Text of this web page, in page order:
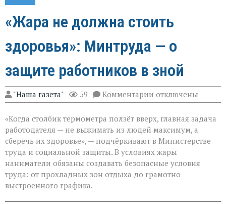
«Жара не должна стоить
здоровья»: Минтруда — о
защите работников в зной
"Наша газета" 59 Комментарии к
записи
не
должна
стоить
здоровья»:
Минтруда — о
защите
работников
в
отключены
«Когда столбик термометра ползёт вверх, главная задача
работодателя — не выжимать из людей максимум, а
сберечь их здоровье», — подчёркивают в Министерстве
труда и социальной защиты. В условиях жары
наниматели обязаны создавать безопасные условия
труда: от прохладных зон отдыха до грамотно
выстроенного графика.